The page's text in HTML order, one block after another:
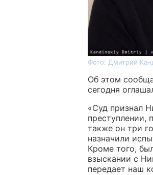
Фото: Дмитрий
Об этом
сегодня
«Суд признал
преступлении,
также он три
назначили
Кроме того,
взыскании с
передает наш